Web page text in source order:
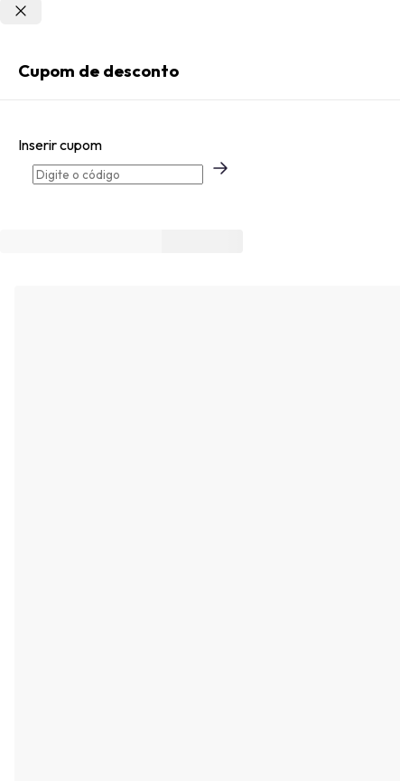
Esqueci minha senha
Acessar com senha temporária
Cupom de desconto
Inserir cupom